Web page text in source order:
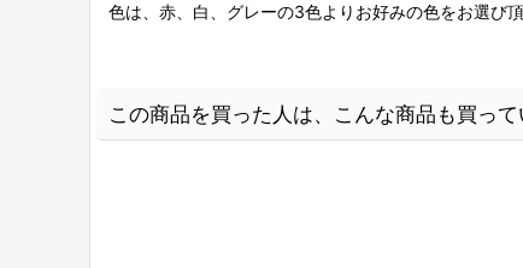
色は、赤、白、グレーの3色よりお好みの色をお選び
この商品を買った人は、こんな商品も買って